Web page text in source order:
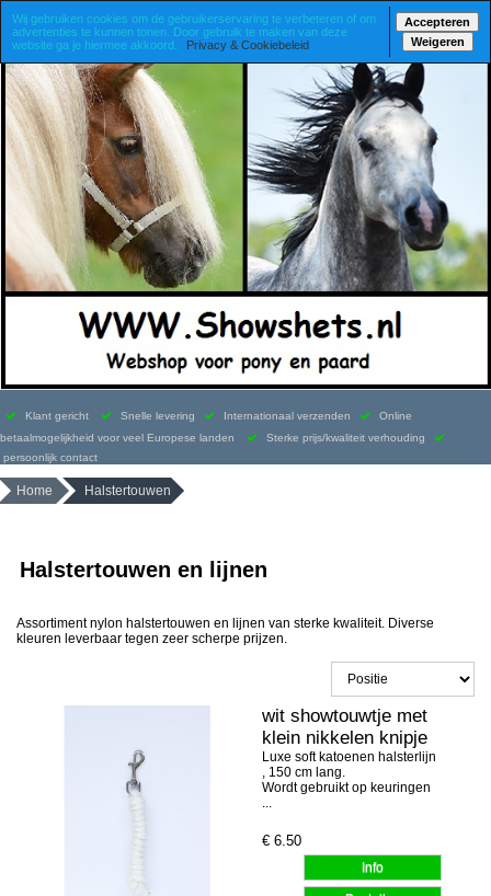
Klant gericht Snelle levering Internationaal verzenden
Online
betaalmogelijkheid voor veel Europese landen
Sterke prijs/kwaliteit verhouding
persoonlijk contact
Home Halstertouwen
Halstertouwen en lijnen
Assortiment nylon halstertouwen en lijnen van sterke kwaliteit. Diverse
kleuren leverbaar tegen zeer scherpe prijzen.
wit showtouwtje met
klein nikkelen knipje
Luxe soft katoenen halsterlijn
, 150 cm lang.
Wordt gebruikt op keuringen
...
€ 6.50
Wij gebruiken cookies om de gebruikerservaring te verbeteren of om
advertenties te kunnen tonen. Door gebruik te maken van deze
website ga je hiermee akkoord.
Privacy & Cookiebeleid
Accepteren
Weigeren